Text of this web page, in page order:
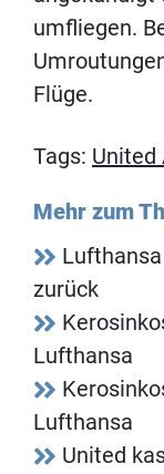
umfliegen.
Flüge.
Tags: United
Mehr zum
zurück
Lufthansa
Lufthansa
United